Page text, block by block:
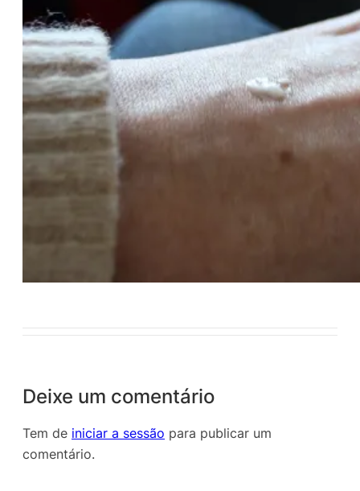
Deixe um comentário
Tem de iniciar a sessão para publicar um
comentário.